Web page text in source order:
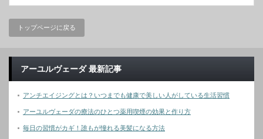
トップページに戻る
アーユルヴェーダ 最新記事
アンチエイジングとは？いつまでも健康で美しい人がしている生活習慣
アーユルヴェーダの療法のひとつ薬用喫煙の効果と作り方
毎日の習慣がカギ！誰もが憧れる美髪になる方法